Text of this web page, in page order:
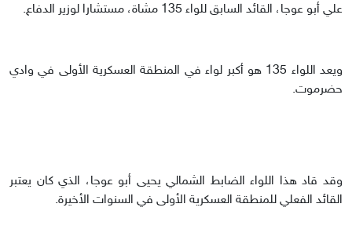
علي أبو عوجا، القائد السابق للواء 135 مشاة، مستشارا لوزير الدفاع.
ويعد اللواء 135 هو أكبر لواء في المنطقة العسكرية الأولى في وادي
حضرموت.
وقد قاد هذا اللواء الضابط الشمالي يحيى أبو عوجا، الذي كان يعتبر
القائد الفعلي للمنطقة العسكرية الأولى في السنوات الأخيرة.